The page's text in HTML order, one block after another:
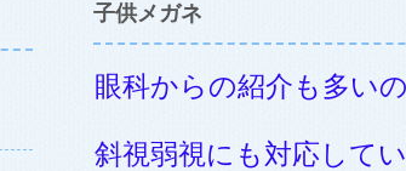
子供メガネ
眼科からの紹介も多い
斜視弱視にも対応してい